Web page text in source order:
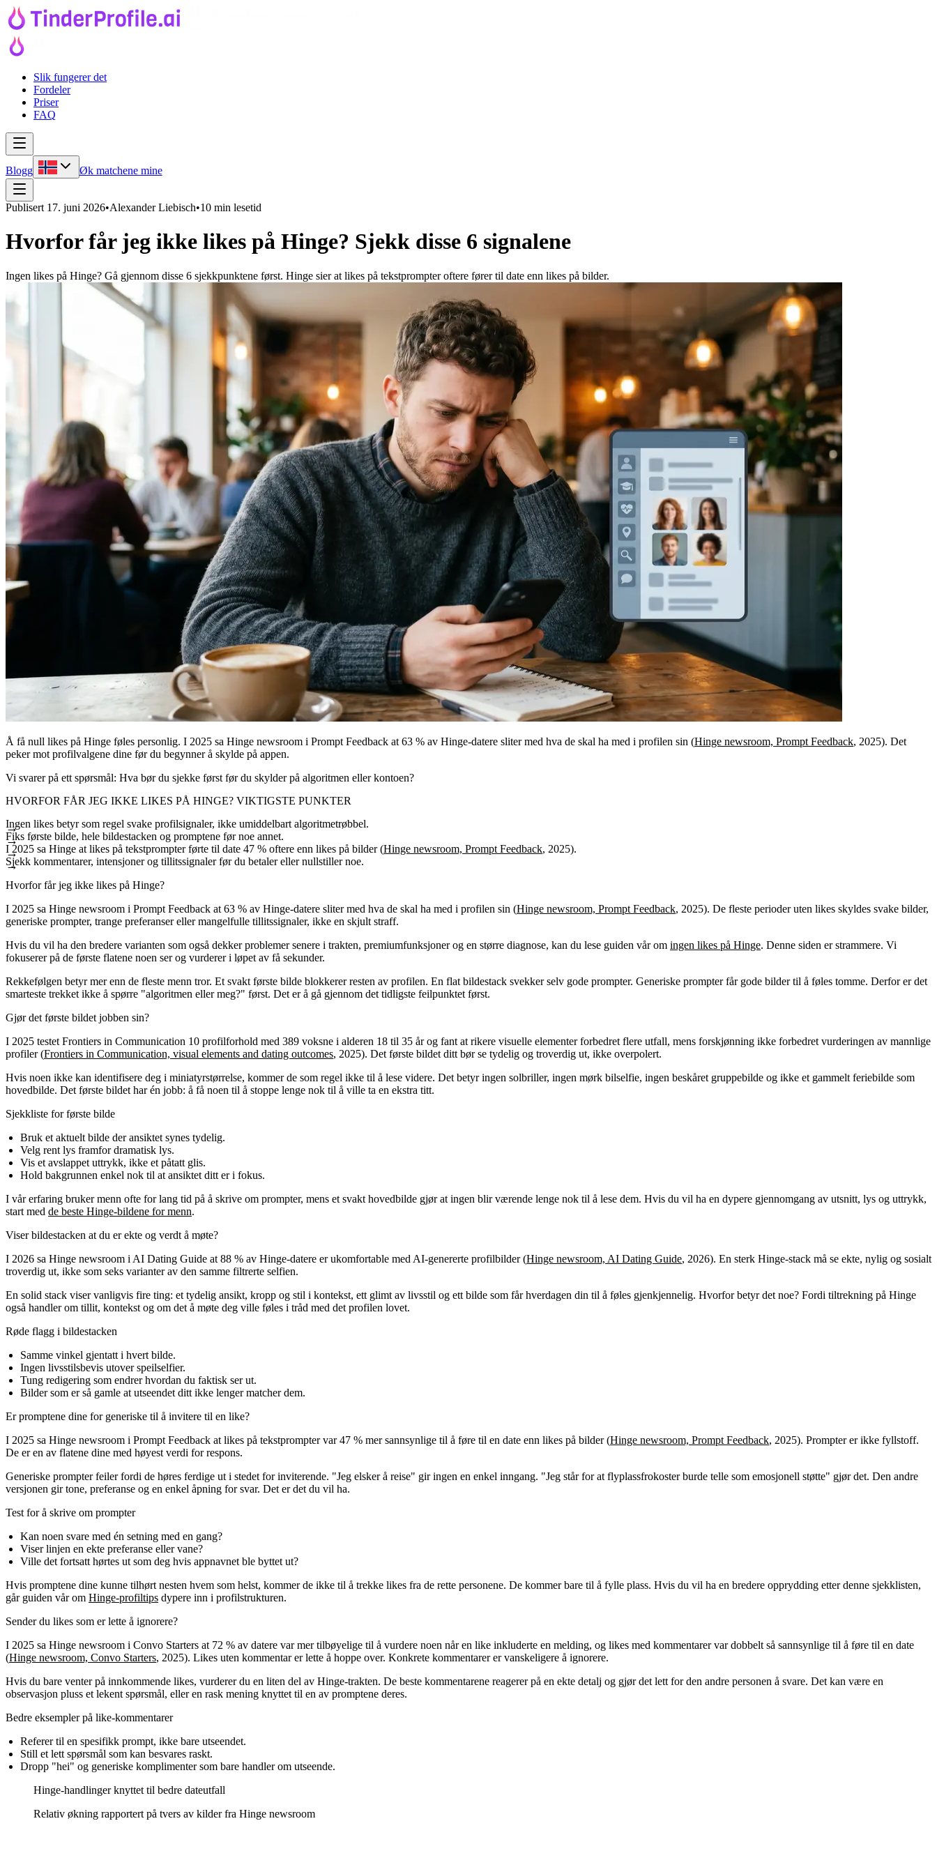
Slik fungerer det
Fordeler
Priser
FAQ
Blogg Øk matchene mine
Publisert 17. juni 2026•Alexander Liebisch•10 min lesetid
Hvorfor får jeg ikke likes på Hinge? Sjekk disse 6 signalene
Ingen likes på Hinge? Gå gjennom disse 6 sjekkpunktene først. Hinge sier at likes på tekstprompter oftere fører til date enn likes på bilder.
Å få null likes på Hinge føles personlig. I 2025 sa Hinge newsroom i Prompt Feedback at 63 % av Hinge-datere sliter med hva de skal ha med i profilen sin (Hinge newsroom, Prompt Feedback, 2025). Det
peker mot profilvalgene dine før du begynner å skylde på appen.
Vi svarer på ett spørsmål: Hva bør du sjekke først før du skylder på algoritmen eller kontoen?
HVORFOR FÅR JEG IKKE LIKES PÅ HINGE? VIKTIGSTE PUNKTER
Ingen likes betyr som regel svake profilsignaler, ikke umiddelbart algoritmetrøbbel.
Fiks første bilde, hele bildestacken og promptene før noe annet.
I 2025 sa Hinge at likes på tekstprompter førte til date 47 % oftere enn likes på bilder (Hinge newsroom, Prompt Feedback, 2025).
Sjekk kommentarer, intensjoner og tillitssignaler før du betaler eller nullstiller noe.
Hvorfor får jeg ikke likes på Hinge?
I 2025 sa Hinge newsroom i Prompt Feedback at 63 % av Hinge-datere sliter med hva de skal ha med i profilen sin (Hinge newsroom, Prompt Feedback, 2025). De fleste perioder uten likes skyldes svake bilder,
generiske prompter, trange preferanser eller mangelfulle tillitssignaler, ikke en skjult straff.
Hvis du vil ha den bredere varianten som også dekker problemer senere i trakten, premiumfunksjoner og en større diagnose, kan du lese guiden vår om ingen likes på Hinge. Denne siden er strammere. Vi
fokuserer på de første flatene noen ser og vurderer i løpet av få sekunder.
Rekkefølgen betyr mer enn de fleste menn tror. Et svakt første bilde blokkerer resten av profilen. En flat bildestack svekker selv gode prompter. Generiske prompter får gode bilder til å føles tomme. Derfor er det
smarteste trekket ikke å spørre "algoritmen eller meg?" først. Det er å gå gjennom det tidligste feilpunktet først.
Gjør det første bildet jobben sin?
I 2025 testet Frontiers in Communication 10 profilforhold med 389 voksne i alderen 18 til 35 år og fant at rikere visuelle elementer forbedret flere utfall, mens forskjønning ikke forbedret vurderingen av mannlige
profiler (Frontiers in Communication, visual elements and dating outcomes, 2025). Det første bildet ditt bør se tydelig og troverdig ut, ikke overpolert.
Hvis noen ikke kan identifisere deg i miniatyrstørrelse, kommer de som regel ikke til å lese videre. Det betyr ingen solbriller, ingen mørk bilselfie, ingen beskåret gruppebilde og ikke et gammelt feriebilde som
hovedbilde. Det første bildet har én jobb: å få noen til å stoppe lenge nok til å ville ta en ekstra titt.
Sjekkliste for første bilde
Bruk et aktuelt bilde der ansiktet synes tydelig.
Velg rent lys framfor dramatisk lys.
Vis et avslappet uttrykk, ikke et påtatt glis.
Hold bakgrunnen enkel nok til at ansiktet ditt er i fokus.
I vår erfaring bruker menn ofte for lang tid på å skrive om prompter, mens et svakt hovedbilde gjør at ingen blir værende lenge nok til å lese dem. Hvis du vil ha en dypere gjennomgang av utsnitt, lys og uttrykk,
start med de beste Hinge-bildene for menn.
Viser bildestacken at du er ekte og verdt å møte?
I 2026 sa Hinge newsroom i AI Dating Guide at 88 % av Hinge-datere er ukomfortable med AI-genererte profilbilder (Hinge newsroom, AI Dating Guide, 2026). En sterk Hinge-stack må se ekte, nylig og sosialt
troverdig ut, ikke som seks varianter av den samme filtrerte selfien.
En solid stack viser vanligvis fire ting: et tydelig ansikt, kropp og stil i kontekst, ett glimt av livsstil og ett bilde som får hverdagen din til å føles gjenkjennelig. Hvorfor betyr det noe? Fordi tiltrekning på Hinge
også handler om tillit, kontekst og om det å møte deg ville føles i tråd med det profilen lovet.
Røde flagg i bildestacken
Samme vinkel gjentatt i hvert bilde.
Ingen livsstilsbevis utover speilselfier.
Tung redigering som endrer hvordan du faktisk ser ut.
Bilder som er så gamle at utseendet ditt ikke lenger matcher dem.
Er promptene dine for generiske til å invitere til en like?
I 2025 sa Hinge newsroom i Prompt Feedback at likes på tekstprompter var 47 % mer sannsynlige til å føre til en date enn likes på bilder (Hinge newsroom, Prompt Feedback, 2025). Prompter er ikke fyllstoff.
De er en av flatene dine med høyest verdi for respons.
Generiske prompter feiler fordi de høres ferdige ut i stedet for inviterende. "Jeg elsker å reise" gir ingen en enkel inngang. "Jeg står for at flyplassfrokoster burde telle som emosjonell støtte" gjør det. Den andre
versjonen gir tone, preferanse og en enkel åpning for svar. Det er det du vil ha.
Test for å skrive om prompter
Kan noen svare med én setning med en gang?
Viser linjen en ekte preferanse eller vane?
Ville det fortsatt hørtes ut som deg hvis appnavnet ble byttet ut?
Hvis promptene dine kunne tilhørt nesten hvem som helst, kommer de ikke til å trekke likes fra de rette personene. De kommer bare til å fylle plass. Hvis du vil ha en bredere opprydding etter denne sjekklisten,
går guiden vår om Hinge-profiltips dypere inn i profilstrukturen.
Sender du likes som er lette å ignorere?
I 2025 sa Hinge newsroom i Convo Starters at 72 % av datere var mer tilbøyelige til å vurdere noen når en like inkluderte en melding, og likes med kommentarer var dobbelt så sannsynlige til å føre til en date
(Hinge newsroom, Convo Starters, 2025). Likes uten kommentar er lette å hoppe over. Konkrete kommentarer er vanskeligere å ignorere.
Hvis du bare venter på innkommende likes, vurderer du en liten del av Hinge-trakten. De beste kommentarene reagerer på en ekte detalj og gjør det lett for den andre personen å svare. Det kan være en
observasjon pluss et lekent spørsmål, eller en rask mening knyttet til en av promptene deres.
Bedre eksempler på like-kommentarer
Referer til en spesifikk prompt, ikke bare utseendet.
Still et lett spørsmål som kan besvares raskt.
Dropp "hei" og generiske komplimenter som bare handler om utseende.
Hinge-handlinger knyttet til bedre dateutfall
Relativ økning rapportert på tvers av kilder fra Hinge newsroom